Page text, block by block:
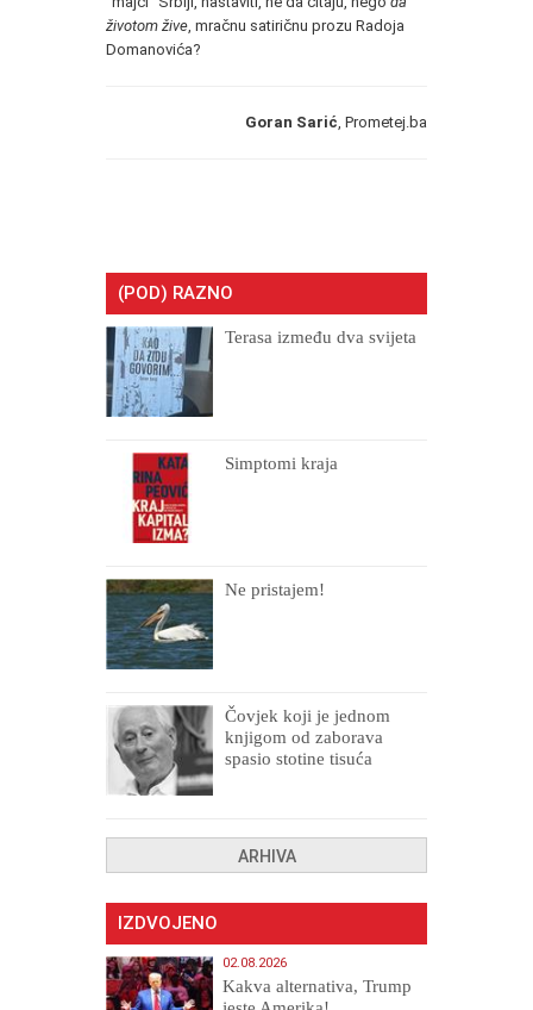
životom žive , mračnu satiričnu prozu Radoja
Domanovića?
Goran Sarić , Prometej.ba
(POD) RAZNO
Terasa između dva svijeta
Simptomi kraja
Ne pristajem!
Čovjek koji je jednom
knjigom od zaborava
spasio stotine tisuća
ARHIVA
IZDVOJENO
02.08.2026
Kakva alternativa, Trump